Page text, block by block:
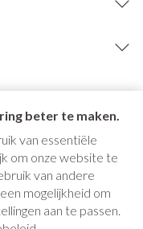
beter te maken.
van essentiële
om onze website te
van andere
mogelijkheid om
aan te passen.